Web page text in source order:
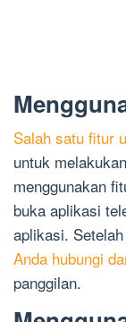
Salah satu fitur
untuk
menggunakan
buka aplikasi
aplikasi.
Anda hubungi
panggilan.